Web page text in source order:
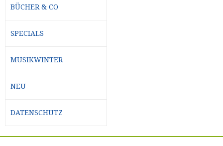
BÜCHER & CO
SPECIALS
MUSIKWINTER
NEU
DATENSCHUTZ